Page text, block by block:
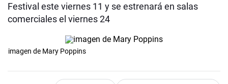
Festival este viernes 11 y se estrenará en salas
comerciales el viernes 24
imagen de Mary Poppins